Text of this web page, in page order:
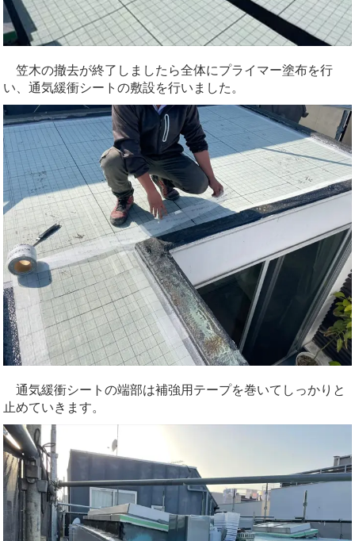
笠木の撤去が終了しましたら全体にプライマー塗布を行
い、通気緩衝シートの敷設を行いました。
通気緩衝シートの端部は補強用テープを巻いてしっかりと
止めていきます。